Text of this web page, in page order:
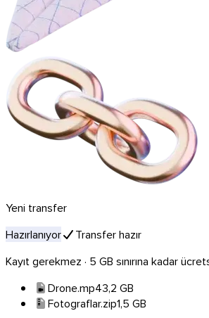
Yeni transfer
Hazırlanıyor
Transfer hazır
Kayıt gerekmez · 5 GB sınırına kadar
Drone.mp43,2 GB
Fotograflar.zip1,5 GB